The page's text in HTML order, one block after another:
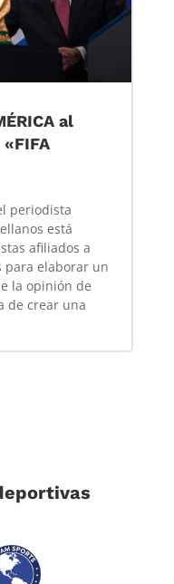
al
periodista
está
afiliados a
para elaborar un
la opinión de
de crear una